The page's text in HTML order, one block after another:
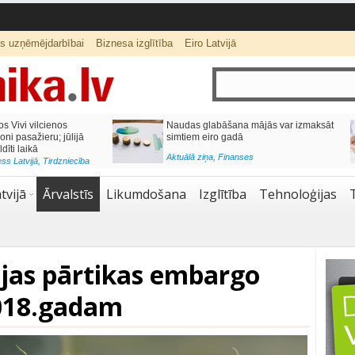
uzņēmējdarbībai Biznesa izglītība Eiro Latvijā
var izmaksāt
Katrs desmitais mājokļa kredīta
pieteikums tiek noraidīts negatīvas
kredītvēstures dēļ
Aktuālā ziņa,Finanses
Ārvalstīs Likumdošana Izglītība Tehnoloģijas
pārtikas embargo